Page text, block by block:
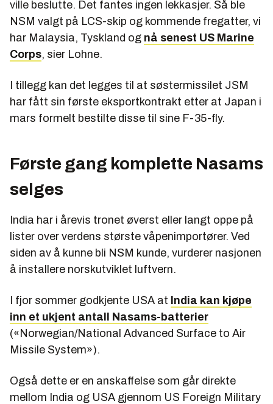
ville beslutte. Det fantes ingen lekkasjer. Så ble
NSM valgt på LCS-skip og kommende fregatter, vi
har Malaysia, Tyskland og nå senest US Marine
Corps, sier Lohne.
I tillegg kan det legges til at søstermissilet JSM
har fått sin første eksportkontrakt etter at Japan i
mars formelt bestilte disse til sine F-35-fly.
Første gang komplette Nasams
selges
India har i årevis tronet øverst eller langt oppe på
lister over verdens største våpenimportører. Ved
siden av å kunne bli NSM kunde, vurderer nasjonen
å installere norskutviklet luftvern.
I fjor sommer godkjente USA at India kan kjøpe
inn et ukjent antall Nasams-batterier
(«Norwegian/National Advanced Surface to Air
Missile System»).
Også dette er en anskaffelse som går direkte
mellom India og USA gjennom US Foreign Military